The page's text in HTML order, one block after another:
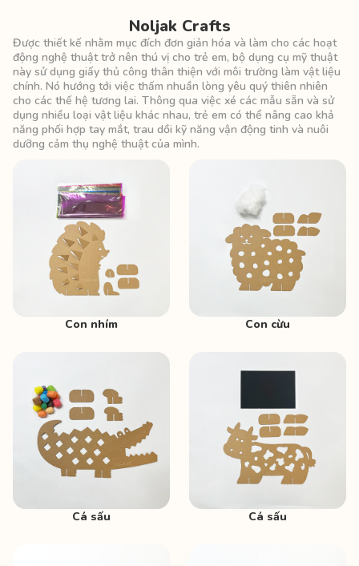
Noljak Crafts
Được thiết kế nhằm mục đích đơn giản hóa và làm cho các hoạt
động nghệ thuật trở nên thú vị cho trẻ em, bộ dụng cụ mỹ thuật
này sử dụng giấy thủ công thân thiện với môi trường làm vật liệu
chính. Nó hướng tới việc thấm nhuần lòng yêu quý thiên nhiên
cho các thế hệ tương lai. Thông qua việc xé các mẫu sẵn và sử
dụng nhiều loại vật liệu khác nhau, trẻ em có thể nâng cao khả
năng phối hợp tay mắt, trau dồi kỹ năng vận động tinh và nuôi
dưỡng cảm thụ nghệ thuật của mình.
Con nhím Con cừu
Cá sấu Cá sấu